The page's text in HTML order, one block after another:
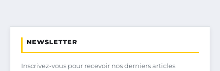
NEWSLETTER
Inscrivez-vous pour recevoir nos derniers articles